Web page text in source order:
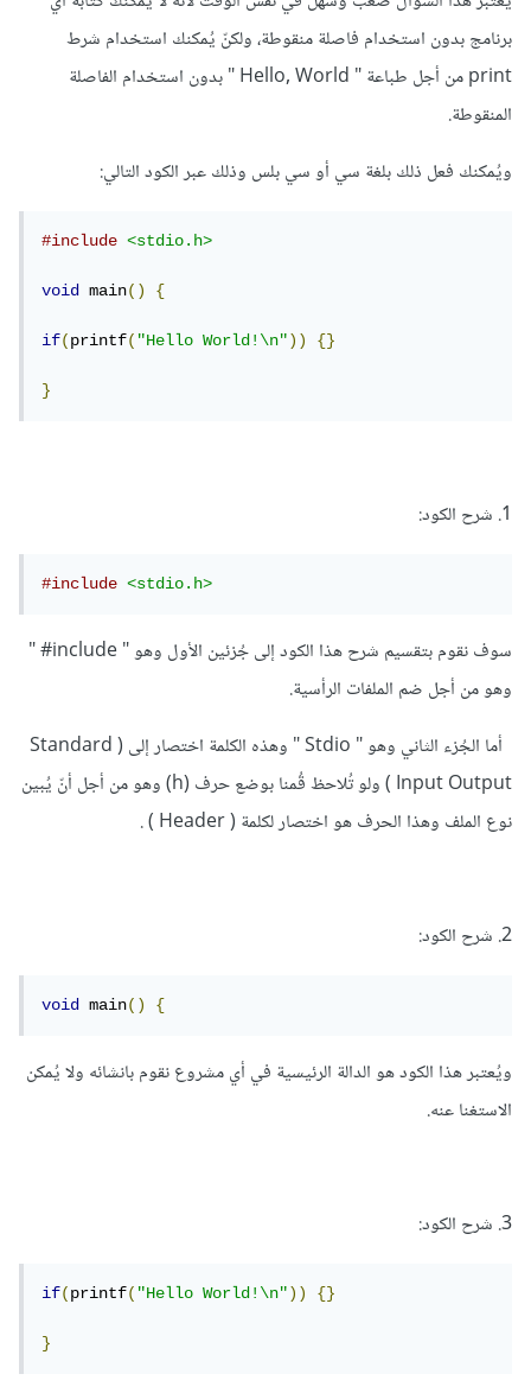
برنامج بدون استخدام فاصلة منقوطة، ولكنّ يُمكنك استخدام شرط
print من أجل طباعة " Hello, World " بدون استخدام الفاصلة
المنقوطة.
ويُمكنك فعل ذلك بلغة سي أو سي بلس وذلك عبر الكود التالي:
#include <stdio.h>
void main() {
if(printf("Hello World!\n")) {}
}
1. شرح الكود:
#include <stdio.h>
سوف نقوم بتقسيم شرح هذا الكود إلى جُزئين الأول وهو " include# "
وهو من أجل ضم الملفات الرأسية.
أما الجُزء الثاني وهو " Stdio " وهذه الكلمة اختصار إلى ( Standard
Input Output ) ولو تُلاحظ قُمنا بوضع حرف (h) وهو من أجل أنّ يُبين
نوع الملف وهذا الحرف هو اختصار لكلمة ( Header ) .
2. شرح الكود:
void main() {
ويُعتبر هذا الكود هو الدالة الرئيسية في أي مشروع نقوم بانشائه ولا يُمكن
الاستغنا عنه.
3. شرح الكود:
if(printf("Hello World!\n")) {}
}